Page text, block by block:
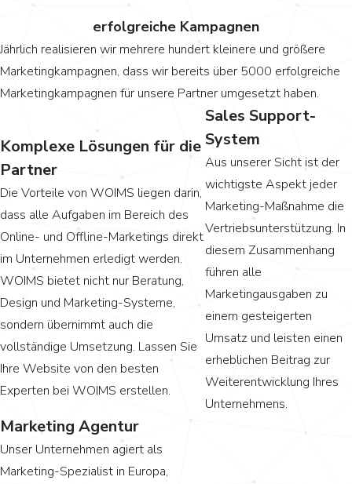
erfolgreiche Kampagnen
Jährlich realisieren wir mehrere hundert kleinere und größere
Marketingkampagnen, dass wir bereits über 5000 erfolgreiche
Marketingkampagnen für unsere Partner umgesetzt haben.
Komplexe Lösungen für die
Partner
Die Vorteile von WOIMS liegen darin,
dass alle Aufgaben im Bereich des
Online- und Offline-Marketings direkt
im Unternehmen erledigt werden.
WOIMS bietet nicht nur Beratung,
Design und Marketing-Systeme,
sondern übernimmt auch die
vollständige Umsetzung. Lassen Sie
Ihre Website von den besten
Experten bei WOIMS erstellen.
Sales Support-
System
Aus unserer Sicht ist der
wichtigste Aspekt jeder
Marketing-Maßnahme die
Vertriebsunterstützung. In
diesem Zusammenhang
führen alle
Marketingausgaben zu
einem gesteigerten
Umsatz und leisten einen
erheblichen Beitrag zur
Weiterentwicklung Ihres
Unternehmens.
Marketing Agentur
Unser Unternehmen agiert als
Marketing-Spezialist in Europa,